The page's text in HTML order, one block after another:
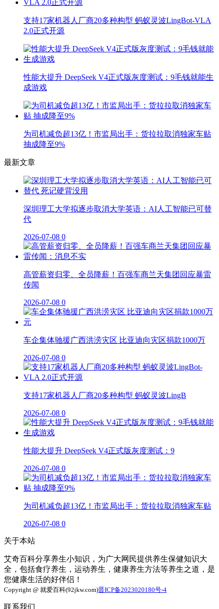
支持17家机器人厂商20多种构型 蚂蚁灵波LingBot-VLA
2.0正式开源
性能大提升 DeepSeek V4正式版灰度测试：9毛钱就能生
成游戏
为司机减负超13亿！市监局出手：货拉拉取消独家车贴
抽成降至9%
最新文章
深圳理工大学拟逐步取消大学英语：AI人工智能已可替
代
2026-07-08 0
高管薪资归零、全员降薪！百强车商兰天集团回应暴雷
传闻
2026-07-08 0
车企集体驰援广西洪涝灾区 比亚迪向灾区捐款1000万
2026-07-08 0
支持17家机器人厂商20多种构型 蚂蚁灵波LingB
2026-07-08 0
性能大提升 DeepSeek V4正式版灰度测试：9
2026-07-08 0
为司机减负超13亿！市监局出手：货拉拉取消独家车贴
2026-07-08 0
关于本站
艾奇百科分享养生小知识，为广大网民提供养生保健知识大
全，包括食疗养生，运动养生，健康养生方法等养生之道，是
您健康生活的好伴侣！
Copyright @ 就爱百科(92jkw.com)晋ICP备2023020180号-4
联系我们